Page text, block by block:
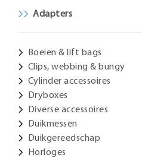
Adapters
Boeien & lift bags
Clips, webbing & bungy
Cylinder accessoires
Dryboxes
Diverse accessoires
Duikmessen
Duikgereedschap
Horloges